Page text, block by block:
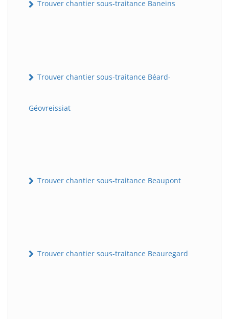
Trouver chantier sous-traitance Baneins
Trouver chantier sous-traitance Béard-
Géovreissiat
Trouver chantier sous-traitance Beaupont
Trouver chantier sous-traitance Beauregard